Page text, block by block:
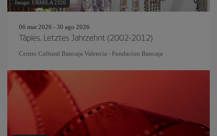
Image: URMILA 2320
06 mar 2026 - 30 ago 2026
Tàpies. Letztes Jahrzehnt (2002-2012)
Centro Cultural Bancaja Valencia - Fundacion Bancaja